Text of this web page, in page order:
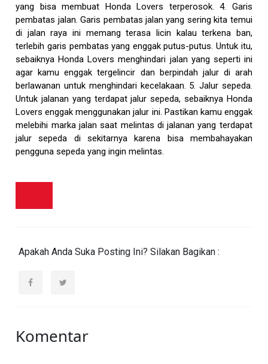
yang bisa membuat Honda Lovers terperosok. 4. Garis
pembatas jalan. Garis pembatas jalan yang sering kita temui
di jalan raya ini memang terasa licin kalau terkena ban,
terlebih garis pembatas yang enggak putus-putus. Untuk itu,
sebaiknya Honda Lovers menghindari jalan yang seperti ini
agar kamu enggak tergelincir dan berpindah jalur di arah
berlawanan untuk menghindari kecelakaan. 5. Jalur sepeda.
Untuk jalanan yang terdapat jalur sepeda, sebaiknya Honda
Lovers enggak menggunakan jalur ini. Pastikan kamu enggak
melebihi marka jalan saat melintas di jalanan yang terdapat
jalur sepeda di sekitarnya karena bisa membahayakan
pengguna sepeda yang ingin melintas.
Apakah Anda Suka Posting Ini? Silakan Bagikan :
Komentar